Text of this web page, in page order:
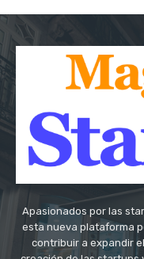
Apasionados por las
esta nueva plataforma
contribuir a expandir